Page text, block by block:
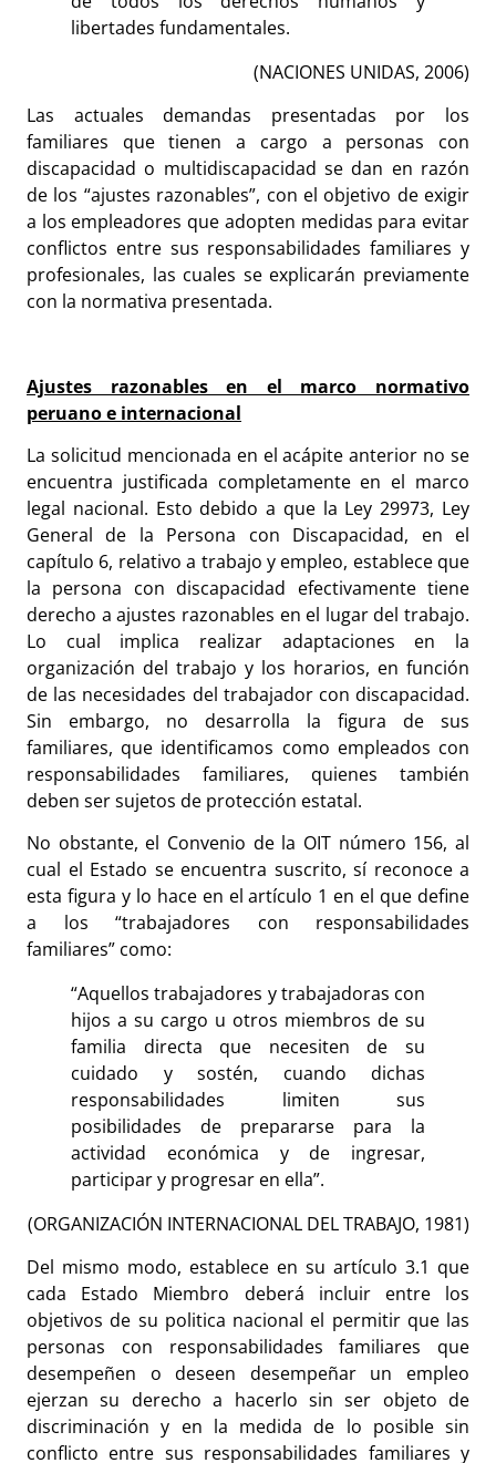
libertades fundamentales.
(NACIONES UNIDAS, 2006)
Las actuales demandas presentadas por los
familiares que tienen a cargo a personas con
discapacidad o multidiscapacidad se dan en razón
de los “ajustes razonables”, con el objetivo de exigir
a los empleadores que adopten medidas para evitar
conflictos entre sus responsabilidades familiares y
profesionales, las cuales se explicarán previamente
con la normativa presentada.
Ajustes razonables en el marco normativo
peruano e internacional
La solicitud mencionada en el acápite anterior no se
encuentra justificada completamente en el marco
legal nacional. Esto debido a que la Ley 29973, Ley
General de la Persona con Discapacidad, en el
capítulo 6, relativo a trabajo y empleo, establece que
la persona con discapacidad efectivamente tiene
derecho a ajustes razonables en el lugar del trabajo.
Lo cual implica realizar adaptaciones en la
organización del trabajo y los horarios, en función
de las necesidades del trabajador con discapacidad.
Sin embargo, no desarrolla la figura de sus
familiares, que identificamos como empleados con
responsabilidades familiares, quienes también
deben ser sujetos de protección estatal.
No obstante, el Convenio de la OIT número 156, al
cual el Estado se encuentra suscrito, sí reconoce a
esta figura y lo hace en el artículo 1 en el que define
a los “trabajadores con responsabilidades
familiares” como:
“Aquellos trabajadores y trabajadoras con
hijos a su cargo u otros miembros de su
familia directa que necesiten de su
cuidado y sostén, cuando dichas
responsabilidades limiten sus
posibilidades de prepararse para la
actividad económica y de ingresar,
participar y progresar en ella”.
(ORGANIZACIÓN INTERNACIONAL DEL TRABAJO, 1981)
Del mismo modo, establece en su artículo 3.1 que
cada Estado Miembro deberá incluir entre los
objetivos de su politica nacional el permitir que las
personas con responsabilidades familiares que
desempeñen o deseen desempeñar un empleo
ejerzan su derecho a hacerlo sin ser objeto de
discriminación y en la medida de lo posible sin
conflicto entre sus responsabilidades familiares y